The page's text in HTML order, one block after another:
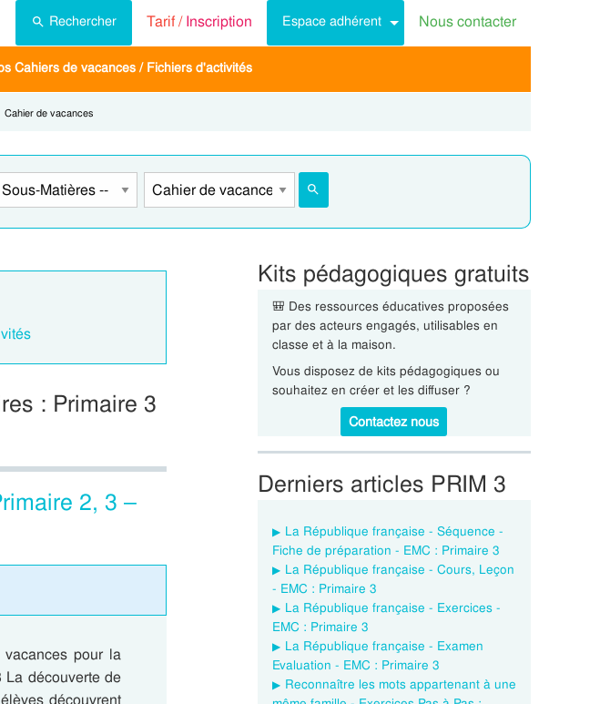
Rechercher Tarif /Inscription Espace adhérent Nous contacter
Cahiers de vacances / Fichiers d'activités
Current:
Cahier de vacances
: Primaire 3
2, 3 –
pour la
La découverte de
découvrent
Kits pédagogiques gratuits
🎒 Des ressources éducatives proposées
par des acteurs engagés, utilisables en
classe et à la maison.
Vous disposez de kits pédagogiques ou
souhaitez en créer et les diffuser ?
Contactez nous
Derniers articles PRIM 3
La République française - Séquence -
Fiche de préparation - EMC : Primaire 3
La République française - Cours, Leçon
- EMC : Primaire 3
La République française - Exercices -
EMC : Primaire 3
La République française - Examen
Evaluation - EMC : Primaire 3
Reconnaître les mots appartenant à une